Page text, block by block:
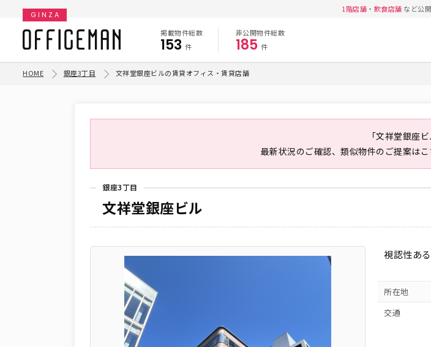
1階店舗 ・ 飲食店舗 など公
GINZA
掲載物件総数
153 件
非公開物件総数
185 件
HOME 銀座3丁目 文祥堂銀座ビルの賃貸オフィス・賃貸店舗
「文祥堂銀座
最新状況のご確認、類似物件のご提案は
銀座3丁目
文祥堂銀座ビル
視認性ある
所在地
交通